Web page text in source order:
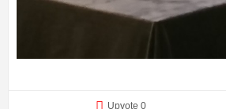
Upvote 0